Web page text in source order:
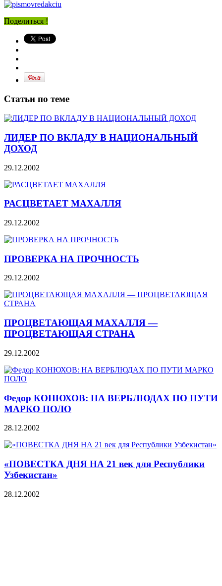
Поделиться !
Статьи по теме
ЛИДЕР ПО ВКЛАДУ В НАЦИОНАЛЬНЫЙ
ДОХОД
29.12.2002
РАСЦВЕТАЕТ МАХАЛЛЯ
29.12.2002
ПРОВЕРКА НА ПРОЧНОСТЬ
29.12.2002
ПРОЦВЕТАЮЩАЯ МАХАЛЛЯ —
ПРОЦВЕТАЮЩАЯ СТРАНА
29.12.2002
Федор КОНЮХОВ: НА ВЕРБЛЮДАХ ПО ПУТИ
МАРКО ПОЛО
28.12.2002
«ПОВЕСТКА ДНЯ НА 21 век для Республики
Узбекистан»
28.12.2002